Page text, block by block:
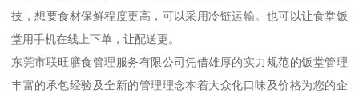
技，想要食材保鲜程度更高，可以采用冷链运输。也可以让食堂饭
堂用手机在线上下单，让配送更。
东莞市联旺膳食管理服务有限公司凭借雄厚的实力规范的饭堂管理
丰富的承包经验及全新的管理理念本着大众化口味及价格为您的企